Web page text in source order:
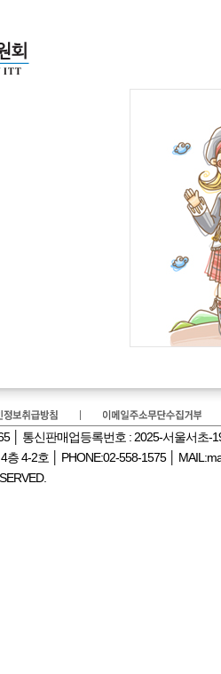
│ 통신판매업등록번호 : 2025-서울서초-
4-2호 │ PHONE:02-558-1575 │